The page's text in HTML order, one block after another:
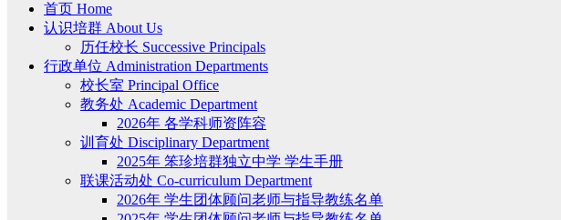
首页 Home
认识培群 About Us
历任校长 Successive Principals
行政单位 Administration Departments
校长室 Principal Office
教务处 Academic Department
2026年 各学科师资阵容
训育处 Disciplinary Department
2025年 笨珍培群独立中学 学生手册
联课活动处 Co-curriculum Department
2026年 学生团体顾问老师与指导教练名单